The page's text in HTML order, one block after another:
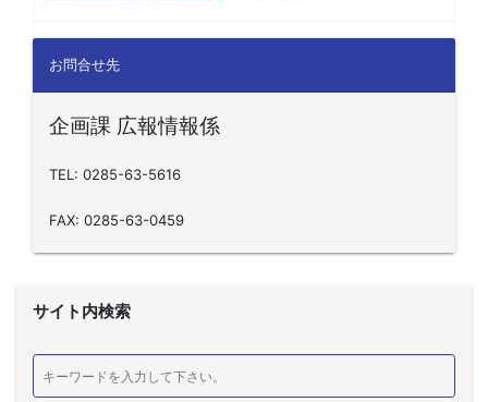
お問合せ先
企画課 広報情報係
TEL: 0285-63-5616
FAX: 0285-63-0459
サイト内検索